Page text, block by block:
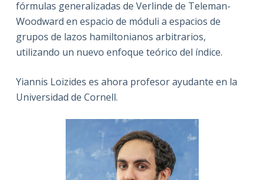
fórmulas generalizadas de Verlinde de Teleman-
Woodward en espacio de móduli a espacios de
grupos de lazos hamiltonianos arbitrarios,
utilizando un nuevo enfoque teórico del índice.
Yiannis Loizides es ahora profesor ayudante en la
Universidad de Cornell.